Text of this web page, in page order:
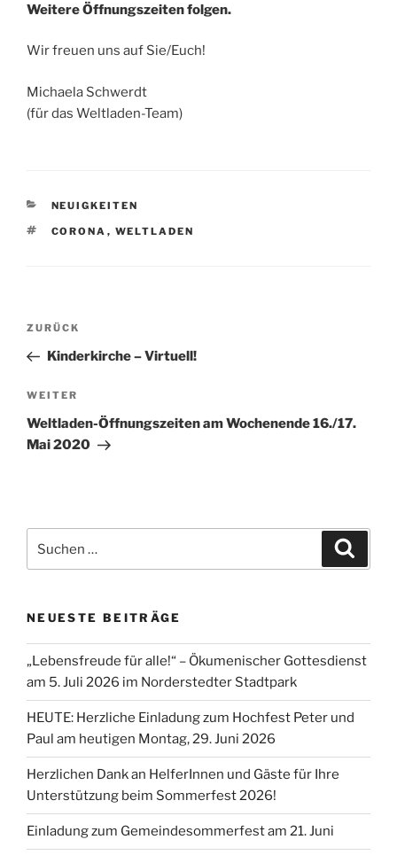
Weitere Öffnungszeiten folgen.
Wir freuen uns auf Sie/Euch!
Michaela Schwerdt
(für das Weltladen-Team)
KATEGORIEN
NEUIGKEITEN
SCHLAGWÖRTER
CORONA , WELTLADEN
Beitragsnavigation
Vorheriger
Beitrag
ZURÜCK
Kinderkirche – Virtuell!
Nächster
Beitrag
WEITER
Weltladen-Öffnungszeiten am Wochenende 16./17.
Mai 2020
nach:
NEUESTE BEITRÄGE
„Lebensfreude für alle!“ – Ökumenischer Gottesdienst
am 5. Juli 2026 im Norderstedter Stadtpark
HEUTE: Herzliche Einladung zum Hochfest Peter und
Paul am heutigen Montag, 29. Juni 2026
Herzlichen Dank an HelferInnen und Gäste für Ihre
Unterstützung beim Sommerfest 2026!
Einladung zum Gemeindesommerfest am 21. Juni